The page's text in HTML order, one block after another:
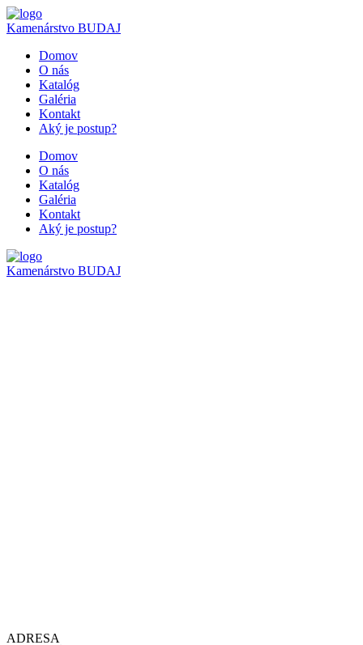
Kamenárstvo BUDAJ
Domov
O nás
Katalóg
Galéria
Kontakt
Aký je postup?
Domov
O nás
Katalóg
Galéria
Kontakt
Aký je postup?
Kamenárstvo BUDAJ
ADRESA